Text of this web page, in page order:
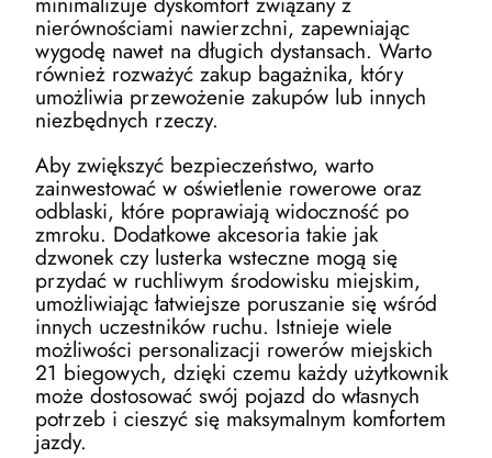
nierównościami nawierzchni, zapewniając
wygodę nawet na długich dystansach. Warto
również rozważyć zakup bagażnika, który
umożliwia przewożenie zakupów lub innych
niezbędnych rzeczy.
Aby zwiększyć bezpieczeństwo, warto
zainwestować w oświetlenie rowerowe oraz
odblaski, które poprawiają widoczność po
zmroku. Dodatkowe akcesoria takie jak
dzwonek czy lusterka wsteczne mogą się
przydać w ruchliwym środowisku miejskim,
umożliwiając łatwiejsze poruszanie się wśród
innych uczestników ruchu. Istnieje wiele
możliwości personalizacji rowerów miejskich
21 biegowych, dzięki czemu każdy użytkownik
może dostosować swój pojazd do własnych
potrzeb i cieszyć się maksymalnym komfortem
jazdy.